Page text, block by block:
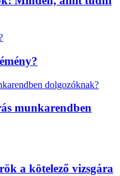
munkarendben
a kötelező vizsgára